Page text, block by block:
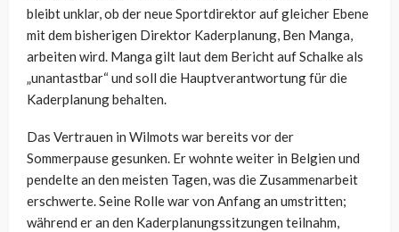
bleibt unklar, ob der neue Sportdirektor auf gleicher Ebene
mit dem bisherigen Direktor Kaderplanung, Ben Manga,
arbeiten wird. Manga gilt laut dem Bericht auf Schalke als
„unantastbar“ und soll die Hauptverantwortung für die
Kaderplanung behalten.
Das Vertrauen in Wilmots war bereits vor der
Sommerpause gesunken. Er wohnte weiter in Belgien und
pendelte an den meisten Tagen, was die Zusammenarbeit
erschwerte. Seine Rolle war von Anfang an umstritten;
während er an den Kaderplanungssitzungen teilnahm,